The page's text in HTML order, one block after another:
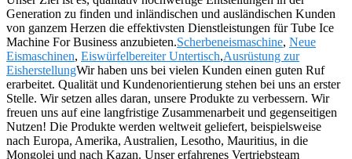
Generation zu finden und inländischen und ausländischen Kunden
von ganzem Herzen die effektivsten Dienstleistungen für Tube Ice
Machine For Business anzubieten.Scherbeneismaschine, Neue
Eismaschinen, Eiswürfelbereiter Untertisch,Ausrüstung zur
EisherstellungWir haben uns bei vielen Kunden einen guten Ruf
erarbeitet. Qualität und Kundenorientierung stehen bei uns an erster
Stelle. Wir setzen alles daran, unsere Produkte zu verbessern. Wir
freuen uns auf eine langfristige Zusammenarbeit und gegenseitigen
Nutzen! Die Produkte werden weltweit geliefert, beispielsweise
nach Europa, Amerika, Australien, Lesotho, Mauritius, in die
Mongolei und nach Kazan. Unser erfahrenes Vertriebsteam